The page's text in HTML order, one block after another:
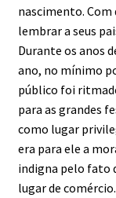
nascimento. Com
lembrar a seus
Durante os anos
ano, no mínimo
público foi
para as grandes
como lugar
era para ele a
indigna pelo fato
lugar de